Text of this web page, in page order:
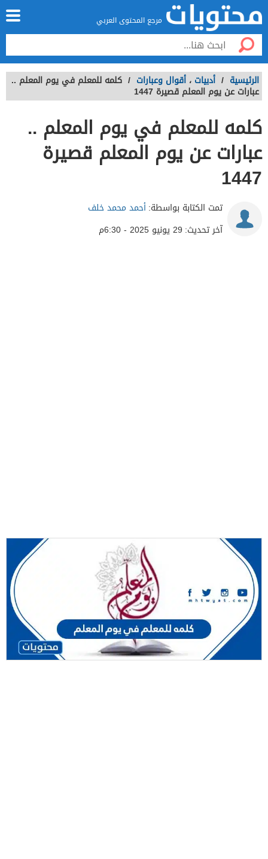
مرجع المحتوى العربي
الرئيسية / أدبيات ، أقوال وعبارات / كلمه للمعلم في يوم المعلم ..
عبارات عن يوم المعلم قصيرة 1447
كلمه للمعلم في يوم المعلم ..
عبارات عن يوم المعلم قصيرة
1447
تمت الكتابة بواسطة:أحمد محمد خلف
آخر تحديث: 29 يونيو 2025 - 6:30م